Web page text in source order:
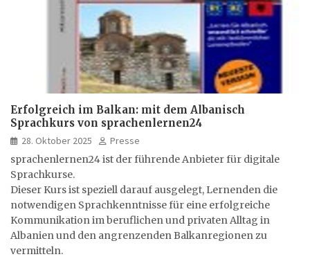
Erfolgreich im Balkan: mit dem Albanisch
Sprachkurs von sprachenlernen24
28. Oktober 2025
Presse
sprachenlernen24 ist der führende Anbieter für digitale
Sprachkurse.
Dieser Kurs ist speziell darauf ausgelegt, Lernenden die
notwendigen Sprachkenntnisse für eine erfolgreiche
Kommunikation im beruflichen und privaten Alltag in
Albanien und den angrenzenden Balkanregionen zu
vermitteln.